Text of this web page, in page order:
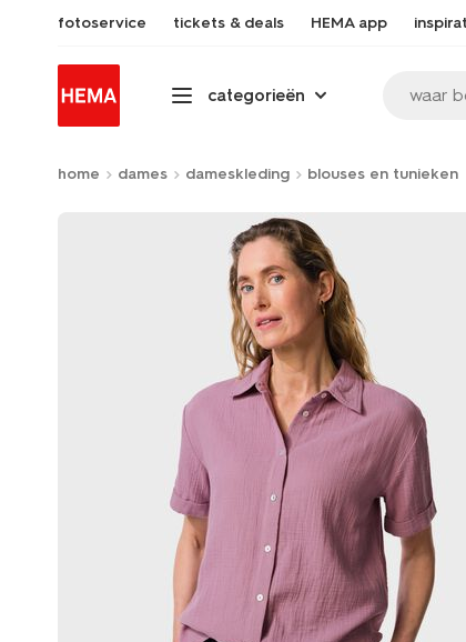
fotoservice tickets & deals HEMA app
categorieën waar
home dames dameskleding blouses en tunieken